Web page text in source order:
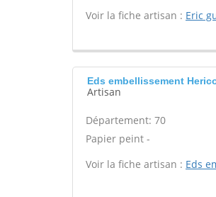
Voir la fiche artisan : Eric
Eds embellissement
Artisan
Département: 70
Papier peint -
Voir la fiche artisan : Eds